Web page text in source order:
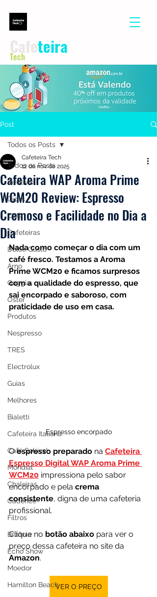
teira
Tech
Post
Todos os Posts
Reviews
Dicas
Café
Cafeteiras
Dolce Gusto
Arno
Gaggia
Oster
Produtos
Nespresso
TRES
Electrolux
Guias
Melhores
Bialetti
Cafeteira Italiana
Café Solúvel
Mondial
Chaleiras
Cadence
Filtros
Britânia
Echo Show
Moedor
Hamilton Beach
Todos os Posts
Cafeteira WAP Aroma Prime
WCM20 Review: Espresso
Cremoso e Facilidade no Dia a
Dia
Cafeteira Tech
12 de nov. de 2025
Nada como começar o dia com um
café fresco. Testamos a Aroma
Prime WCM20 e ficamos surpresos
com a qualidade do espresso, que
sai encorpado e saboroso, com
praticidade de uso em casa.
Espresso encorpado
O espresso preparado na Cafeteira
Espresso Digital WAP Aroma Prime
WCM20 impressiona pelo sabor
encorpado e pela crema
consistente, digna de uma cafeteria
profissional.
Clique no botão abaixo para ver o
preço dessa cafeteira no site da
Amazon.
VER O PREÇO